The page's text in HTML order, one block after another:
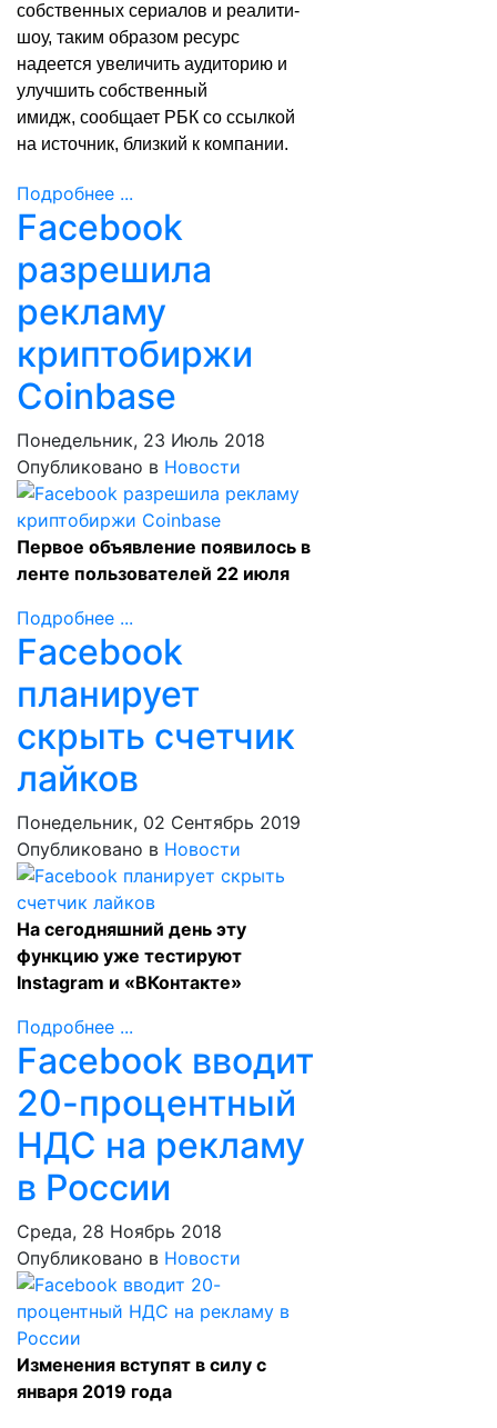
собственных сериалов и реалити-
шоу, таким образом ресурс
надеется увеличить аудиторию и
улучшить собственный
имидж, сообщает РБК со ссылкой
на источник, близкий к компании.
Подробнее ...
Facebook
разрешила
рекламу
криптобиржи
Coinbase
Понедельник, 23 Июль 2018
Опубликовано в Новости
Первое объявление появилось в
ленте пользователей 22 июля
Подробнее ...
Facebook
планирует
скрыть счетчик
лайков
Понедельник, 02 Сентябрь 2019
Опубликовано в Новости
На сегодняшний день эту
функцию уже тестируют
Instagram и «ВКонтакте»
Подробнее ...
Facebook вводит
20-процентный
НДС на рекламу
в России
Среда, 28 Ноябрь 2018
Опубликовано в Новости
Изменения вступят в силу с
января 2019 года